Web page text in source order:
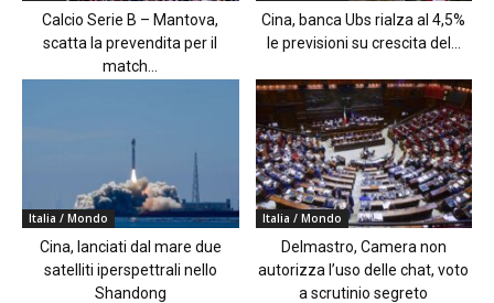
Calcio Serie B – Mantova,
scatta la prevendita per il
match...
Cina, banca Ubs rialza al 4,5%
le previsioni su crescita del...
Italia / Mondo
Cina, lanciati dal mare due
satelliti iperspettrali nello
Shandong
Italia / Mondo
Delmastro, Camera non
autorizza l’uso delle chat, voto
a scrutinio segreto